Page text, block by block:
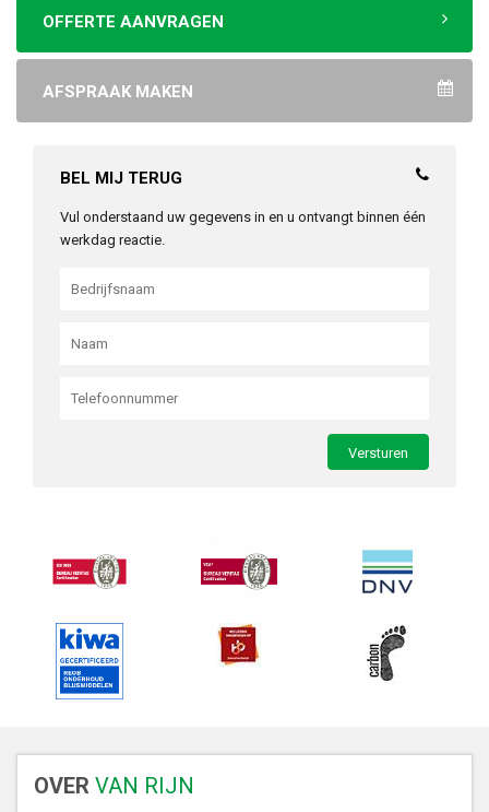
OFFERTE AANVRAGEN
AFSPRAAK MAKEN
BEL MIJ TERUG
Vul onderstaand uw gegevens in en u ontvangt binnen één
werkdag reactie.
OVER VAN RIJN